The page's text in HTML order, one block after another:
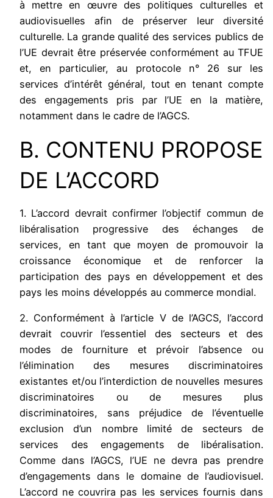
à mettre en œuvre des politiques culturelles et
audiovisuelles afin de préserver leur diversité
culturelle. La grande qualité des services publics de
l’UE devrait être préservée conformément au TFUE
et, en particulier, au protocole n° 26 sur les
services d’intérêt général, tout en tenant compte
des engagements pris par l’UE en la matière,
notamment dans le cadre de l’AGCS.
B. CONTENU PROPOSE
DE L’ACCORD
1. L’accord devrait confirmer l’objectif commun de
libéralisation progressive des échanges de
services, en tant que moyen de promouvoir la
croissance économique et de renforcer la
participation des pays en développement et des
pays les moins développés au commerce mondial.
2. Conformément à l’article V de l’AGCS, l’accord
devrait couvrir l’essentiel des secteurs et des
modes de fourniture et prévoir l’absence ou
l’élimination des mesures discriminatoires
existantes et/ou l’interdiction de nouvelles mesures
discriminatoires ou de mesures plus
discriminatoires, sans préjudice de l’éventuelle
exclusion d’un nombre limité de secteurs de
services des engagements de libéralisation.
Comme dans l’AGCS, l’UE ne devra pas prendre
d’engagements dans le domaine de l’audiovisuel.
L’accord ne couvrira pas les services fournis dans